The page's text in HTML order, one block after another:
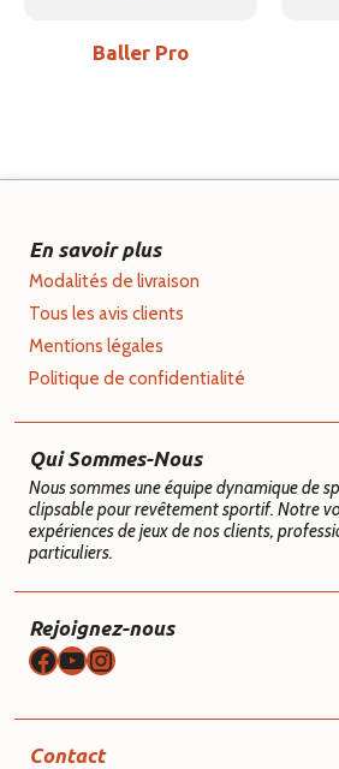
Baller Pro
En savoir plus
Modalités de livraison
Tous les avis clients
Mentions légales
Politique de confidentialité
Qui Sommes-Nous
Nous sommes une équipe dynamique de
clipsable pour revêtement sportif. Notre
expériences de jeux de nos clients,
particuliers.
Rejoignez-nous
Facebook
YouTube
Instagram
Contact